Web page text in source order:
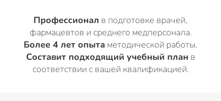
Профессионал в подготовке врачей,
фармацевтов и среднего медперсонала.
Более 4 лет опыта методической работы.
Составит подходящий учебный план в
соответствии с вашей квалификацией.